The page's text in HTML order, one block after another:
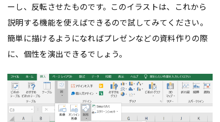
ーし、反転させたものです。このイラストは、これから
説明する機能を使えばできるので試してみてください。
簡単に描けるようになればプレゼンなどの資料作りの際
に、個性を演出できるでしょう。